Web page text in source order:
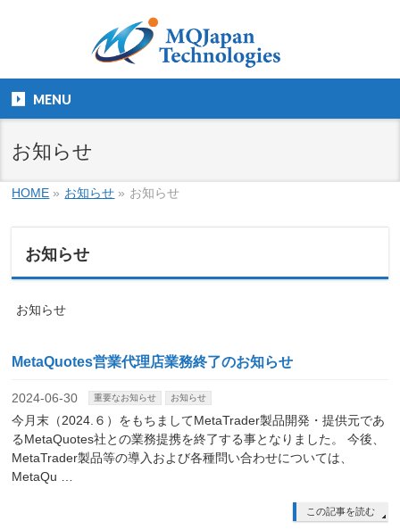
MENU
お知らせ
HOME » お知らせ » お知らせ
お知らせ
お知らせ
MetaQuotes営業代理店業務終了のお知らせ
2024-06-30 重要なお知らせ お知らせ
今月末（2024.６）をもちましてMetaTrader製品開発・提供元であ
るMetaQuotes社との業務提携を終了する事となりました。 今後、
MetaTrader製品等の導入および各種問い合わせについては、
MetaQu …
この記事を読む